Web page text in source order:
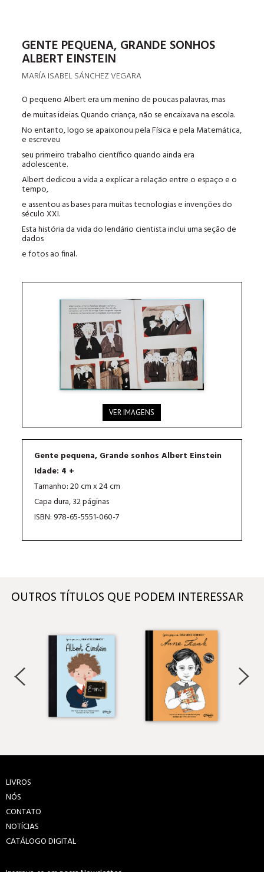
GENTE PEQUENA, GRANDE SONHOS
ALBERT EINSTEIN
MARÍA ISABEL SÁNCHEZ VEGARA
O pequeno Albert era um menino de poucas palavras, mas
de muitas ideias. Quando criança, não se encaixava na escola.
No entanto, logo se apaixonou pela Física e pela Matemática,
e escreveu
seu primeiro trabalho científico quando ainda era
adolescente.
Albert dedicou a vida a explicar a relação entre o espaço e o
tempo,
e assentou as bases para muitas tecnologias e invenções do
século XXI.
Esta história da vida do lendário cientista inclui uma seção de
dados
e fotos ao final.
VER IMAGENS
Gente pequena, Grande sonhos Albert Einstein
Idade: 4 +
Tamanho: 20 cm x 24 cm
Capa dura, 32 páginas
ISBN: 978-65-5551-060-7
OUTROS TÍTULOS QUE PODEM INTERESSAR
LIVROS
NÓS
CONTATO
NOTÍCIAS
CATÁLOGO DIGITAL